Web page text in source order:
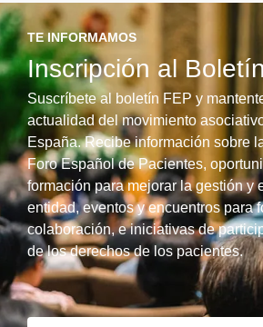
TE INFORMAMOS
Inscripción al
Suscríbete al boletín FEP y
actualidad del movimiento
España. Recibe información sobre
Foro Español de Pacientes,
formación para mejorar la gestión y
entidad, eventos y encuentros para
colaboración, e iniciativas de
de los derechos de los pacientes.